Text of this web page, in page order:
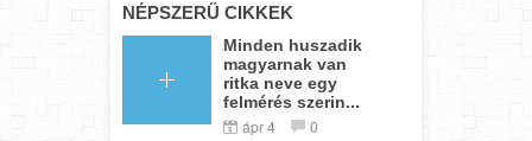
NÉPSZERŰ CIKKEK
Minden huszadik
magyarnak van
ritka neve egy
felmérés szerin...
ápr 4 0